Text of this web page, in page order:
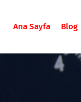
Ana Sayfa Blog